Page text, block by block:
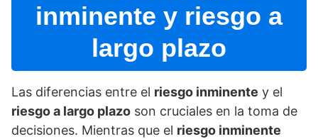
inminente y riesgo a
largo plazo
Las diferencias entre el riesgo inminente y el
riesgo a largo plazo son cruciales en la toma de
decisiones. Mientras que el riesgo inminente